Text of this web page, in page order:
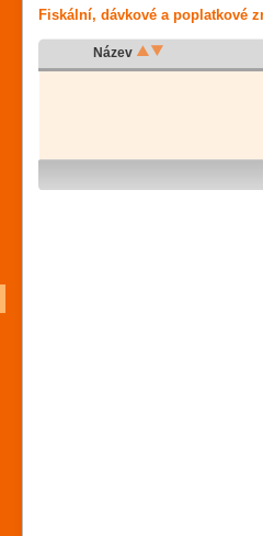
Fiskální, dávkové a poplatkové
Název